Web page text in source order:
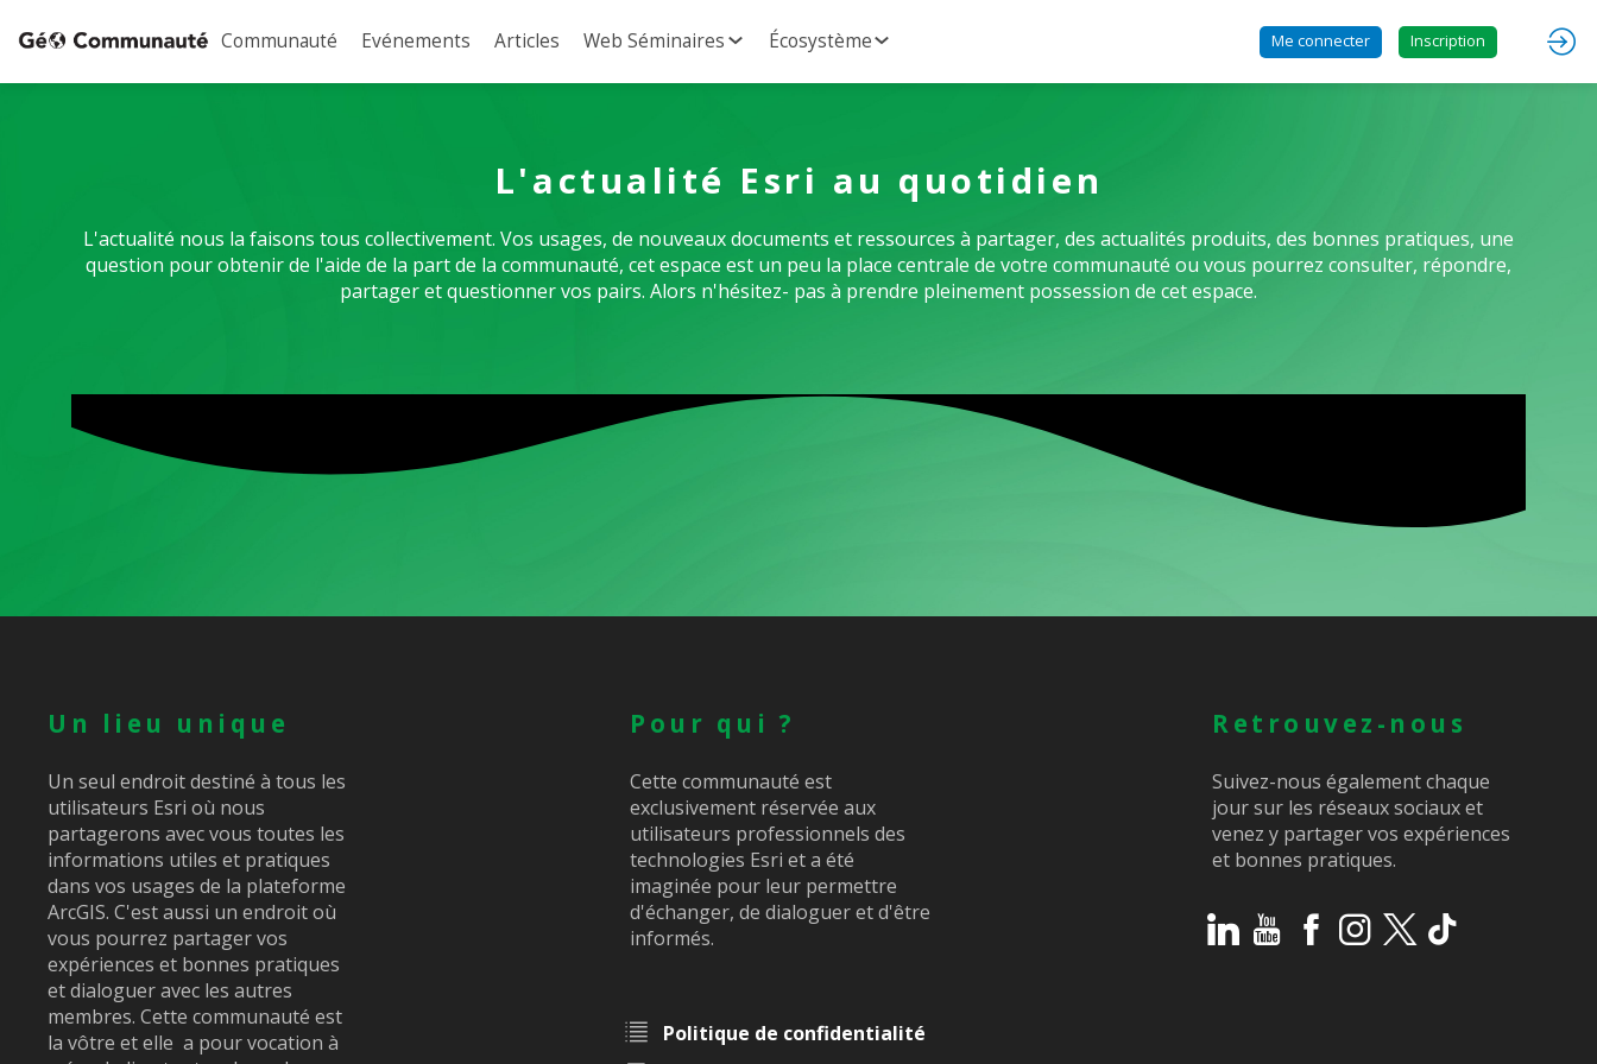
Communauté Evénements Articles Web Séminaires Écosystème Me connecter Inscription
L'actualité Esri au quotidien
L'actualité nous la faisons tous collectivement. Vos usages, de nouveaux documents et ressources à partager, des actualités produits, des bonnes pratiques, une
question pour obtenir de l'aide de la part de la communauté, cet espace est un peu la place centrale de votre communauté ou vous pourrez consulter, répondre,
partager et questionner vos pairs. Alors n'hésitez- pas à prendre pleinement possession de cet espace.
Un lieu unique
Un seul endroit destiné à tous les
utilisateurs Esri où nous
partagerons avec vous toutes les
informations utiles et pratiques
dans vos usages de la plateforme
ArcGIS. C'est aussi un endroit où
vous pourrez partager vos
expériences et bonnes pratiques
et dialoguer avec les autres
membres. Cette communauté est
la vôtre et elle a pour vocation à
Pour qui ?
Cette communauté est
exclusivement réservée aux
utilisateurs professionnels des
technologies Esri et a été
imaginée pour leur permettre
d'échanger, de dialoguer et d'être
informés.
Politique de confidentialité
Retrouvez-nous
Suivez-nous également chaque
jour sur les réseaux sociaux et
venez y partager vos expériences
et bonnes pratiques.